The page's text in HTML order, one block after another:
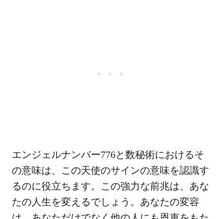
エンジェルナンバー776と数秘術におけるそ
の意味は、この天使のサインの意味を認識す
るのに役立ちます。この強力な前兆は、あな
たの人生を変えるでしょう。あなたの変容